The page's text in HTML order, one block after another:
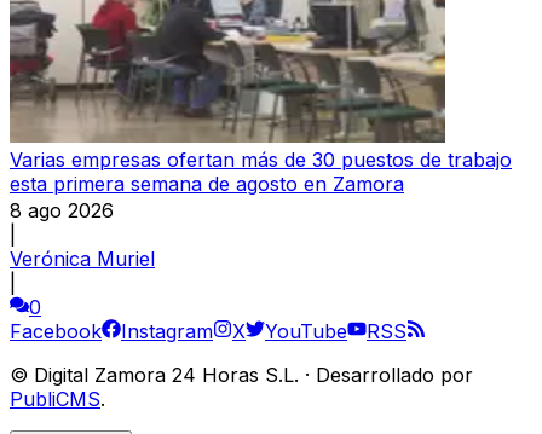
Varias empresas ofertan más de 30 puestos de trabajo
esta primera semana de agosto en Zamora
8 ago 2026
Verónica Muriel
0
Facebook
Instagram X YouTube
RSS
© Digital Zamora 24 Horas S.L. · Desarrollado por
PubliCMS.